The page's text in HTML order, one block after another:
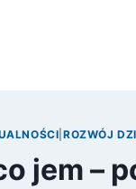
ROZWÓJ
jem –